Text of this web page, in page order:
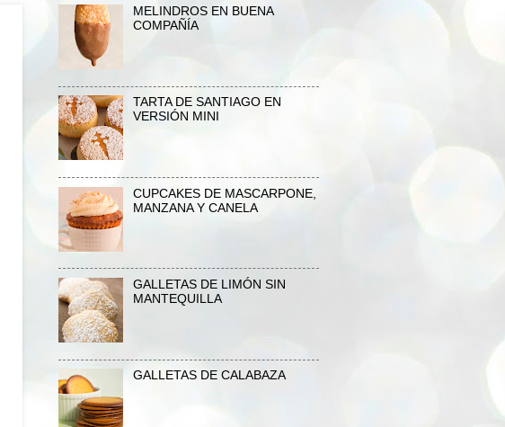
MELINDROS EN BUENA
COMPAÑÍA
TARTA DE SANTIAGO EN
VERSIÓN MINI
CUPCAKES DE MASCARPONE,
MANZANA Y CANELA
GALLETAS DE LIMÓN SIN
MANTEQUILLA
GALLETAS DE CALABAZA